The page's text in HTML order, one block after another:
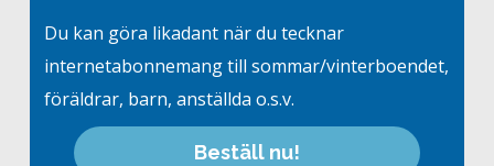
Du kan göra likadant när du tecknar
internetabonnemang till sommar/vinterboendet,
föräldrar, barn, anställda o.s.v.
Beställ nu!